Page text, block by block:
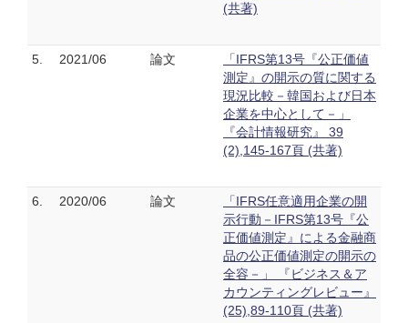
(共著)
5. 2021/06 論文
「IFRS第13号『公正価値
測定』の開示の質に関する
現況比較－韓国および日本
企業を中心として－」
『会計情報研究』 39
(2),145-167頁 (共著)
6. 2020/06 論文
「IFRS任意適用企業の開
示行動－IFRS第13号『公
正価値測定』による金融商
品の公正価値測定の開示の
全容－」 『ビジネス＆ア
カウンティングレビュー』
(25),89-110頁 (共著)